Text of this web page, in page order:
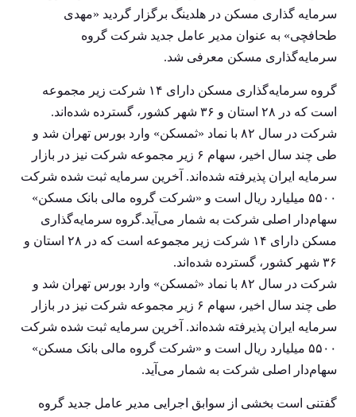
سرمایه گذاری مسکن در هلدینگ برگزار گردید «مهدی
طحافچی» به عنوان مدیر عامل جدید شرکت گروه
سرمایه‌گذاری مسکن معرفی شد.
گروه سرمایه‌گذاری مسکن دارای ۱۴ شرکت زیر مجموعه
است که در ۲۸ استان و ۳۶ شهر کشور، گسترده شده‌اند.
شرکت در سال ۸۲ با نماد «ثمسکن» وارد بورس تهران شد و
طی چند سال اخیر، سهام ۶ زیر مجموعه شرکت نیز در بازار
سرمایه ایران پذیرفته شده‌اند. آخرین سرمایه ثبت شده شرکت
۵۵۰۰ میلیارد ریال است و «شرکت گروه مالی بانک مسکن»
سهام‌دار اصلی شرکت به شمار می‌آید.گروه سرمایه‌گذاری
مسکن دارای ۱۴ شرکت زیر مجموعه است که در ۲۸ استان و
۳۶ شهر کشور، گسترده شده‌اند.
شرکت در سال ۸۲ با نماد «ثمسکن» وارد بورس تهران شد و
طی چند سال اخیر، سهام ۶ زیر مجموعه شرکت نیز در بازار
سرمایه ایران پذیرفته شده‌اند. آخرین سرمایه ثبت شده شرکت
۵۵۰۰ میلیارد ریال است و «شرکت گروه مالی بانک مسکن»
سهام‌دار اصلی شرکت به شمار می‌آید.
گفتنی است بخشی از سوابق اجرایی مدیر عامل جدید گروه